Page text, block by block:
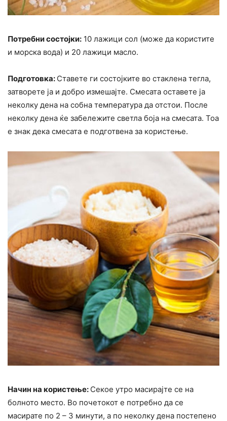
Потребни состојки: 10 лажици сол (може да користите
и морска вода) и 20 лажици масло.
Подготовка: Ставете ги состојките во стаклена тегла,
затворете ја и добро измешајте. Смесата оставете ја
неколку дена на собна температура да отстои. После
неколку дена ќе забележите светла боја на смесата. Тоа
е знак дека смесата е подготвена за користење.
Начин на користење: Секое утро масирајте се на
болното место. Во почетокот е потребно да се
масирате по 2 – 3 минути, а по неколку дена постепено